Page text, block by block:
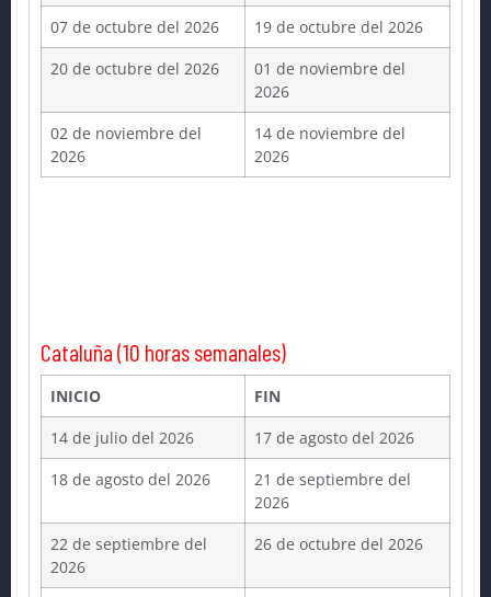
07 de octubre del 2026
19 de octubre del 2026
20 de octubre del 2026
01 de noviembre del
2026
02 de noviembre del
2026
14 de noviembre del
2026
Cataluña (10 horas semanales)
INICIO
FIN
14 de julio del 2026
17 de agosto del 2026
18 de agosto del 2026
21 de septiembre del
2026
22 de septiembre del
2026
26 de octubre del 2026